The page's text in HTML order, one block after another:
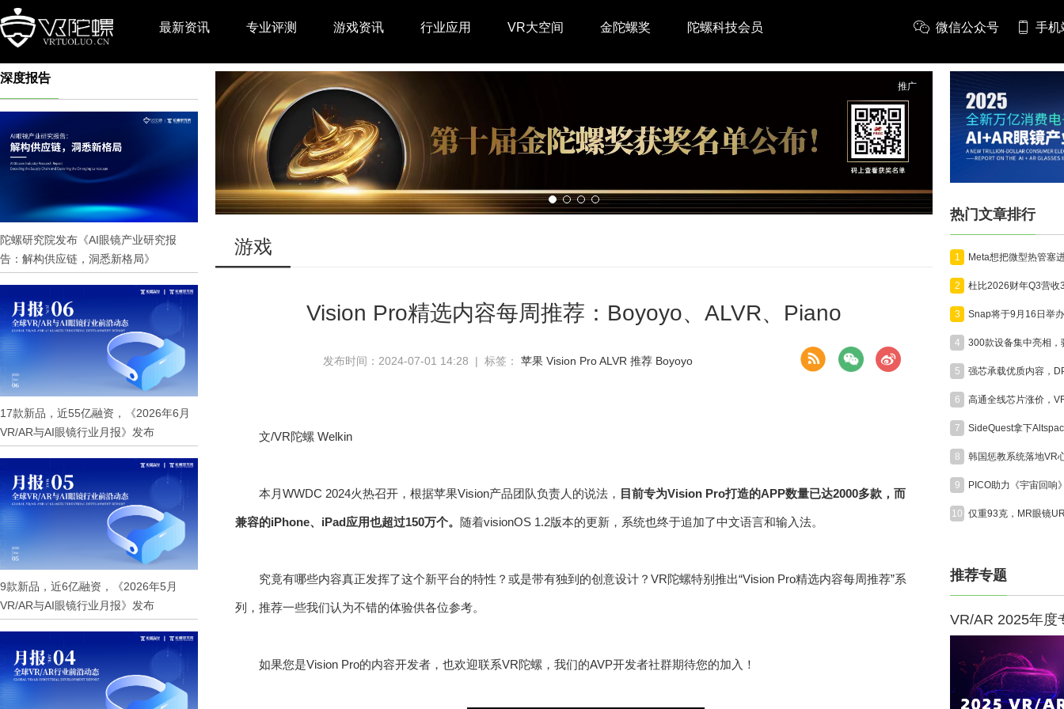
最新资讯 专业评测 游戏资讯 行业应用 VR大空间 金陀螺奖 陀螺科技会员 微信公众号 手机
深度报告
陀螺研究院发布《AI眼镜产业研究报
告：解构供应链，洞悉新格局》
17款新品，近55亿融资，《2026年6月
VR/AR与AI眼镜行业月报》发布
9款新品，近6亿融资，《2026年5月
VR/AR与AI眼镜行业月报》发布
推广
游戏
Vision Pro精选内容每周推荐：Boyoyo、ALVR、Piano
发布时间：2024-07-01 14:28 | 标签： 苹果 Vision ProALVR 推荐 Boyoyo
文/VR陀螺 Welkin
本月WWDC 2024火热召开，根据苹果Vision产品团队负责人的说法， 目前专为Vision Pro打造的APP数量已达2000多款，而
兼容的iPhone、iPad应用也超过150万个。 随着visionOS 1.2版本的更新，系统也终于追加了中文语言和输入法。
究竟有哪些内容真正发挥了这个新平台的特性？或是带有独到的创意设计？VR陀螺特别推出“Vision Pro精选内容每周推荐”系
列，推荐一些我们认为不错的体验供各位参考。
如果您是Vision Pro的内容开发者，也欢迎联系VR陀螺，我们的AVP开发者社群期待您的加入！
热门文章排行
1
2
3
4
5
6
7
8
9
10
推荐专题
VR/AR 2025年度